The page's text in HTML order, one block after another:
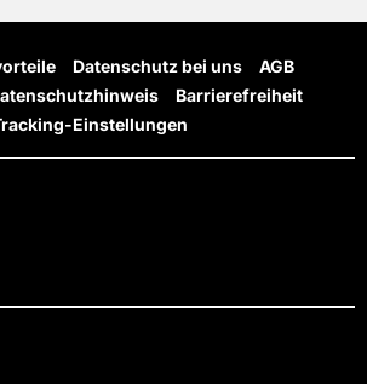
Datenschutz bei uns
AGB
Barrierefreiheit
Einstellungen